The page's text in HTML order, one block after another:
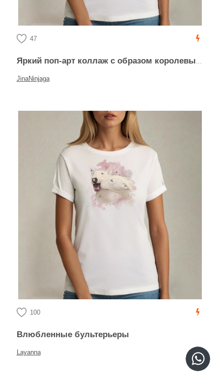
47
Яркий поп-арт коллаж с образом королевы Лондона
JinaNinjaga
100
Влюбленные бультерьеры
Layanna